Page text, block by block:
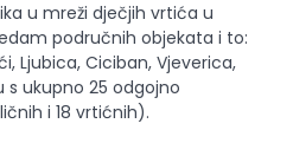
u mreži dječjih vrtića u
područnih objekata i to:
Ljubica, Ciciban, Vjeverica,
s ukupno 25 odgojno
i 18 vrtićnih).